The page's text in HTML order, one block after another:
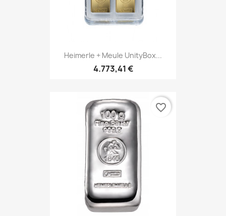
Heimerle + Meule UnityBox...
4.773,41 €
favorite_border